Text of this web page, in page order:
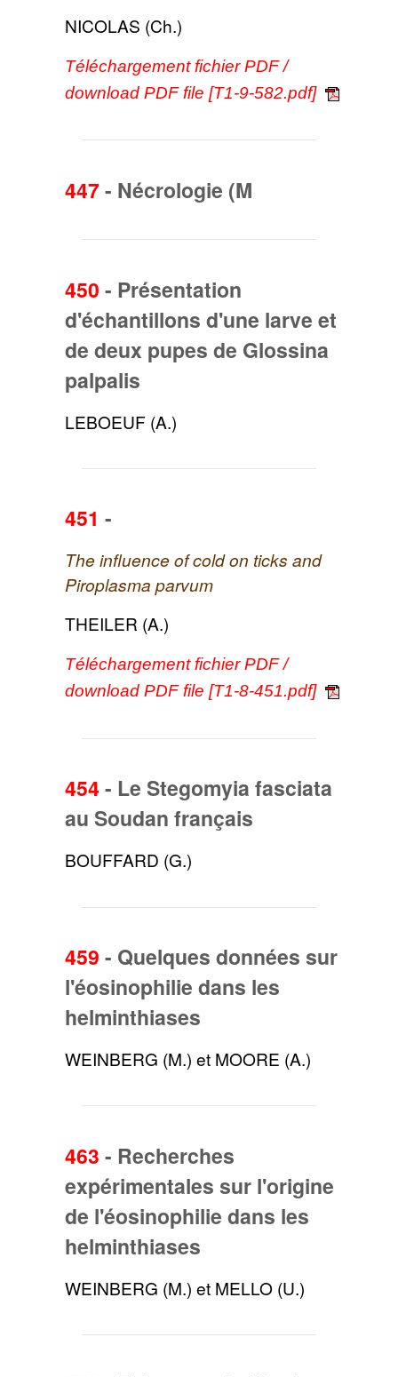
NICOLAS (Ch.)
Téléchargement fichier PDF /
download PDF file [T1-9-582.pdf]
447- Nécrologie (M
450 - Présentation
d'échantillons d'une larve et
de deux pupes de Glossina
palpalis
LEBOEUF (A.)
451 -
The influence of cold on ticks and
Piroplasma parvum
THEILER (A.)
Téléchargement fichier PDF /
download PDF file [T1-8-451.pdf]
454 - Le Stegomyia fasciata
au Soudan français
BOUFFARD (G.)
459 - Quelques données sur
l'éosinophilie dans les
helminthiases
WEINBERG (M.) et MOORE (A.)
463 - Recherches
expérimentales sur l'origine
de l'éosinophilie dans les
helminthiases
WEINBERG (M.) et MELLO (U.)